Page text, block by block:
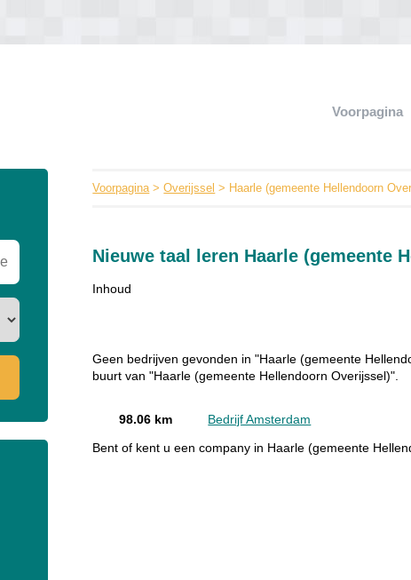
Voorpagina
Voorpagina>Overijssel > Haarle (gemeente Hellendoorn
Nieuwe taal leren Haarle (gemeente
Inhoud
Geen bedrijven gevonden in "Haarle (gemeente
buurt van "Haarle (gemeente Hellendoorn Overijssel)".
98.06 km Bedrijf Amsterdam
Bent of kent u een company in Haarle (gemeente